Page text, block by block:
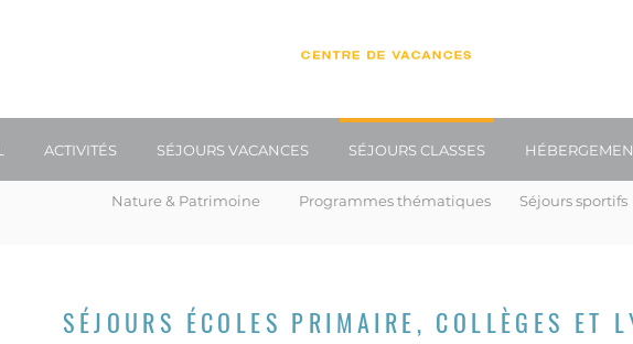
ACTIVITÉS SÉJOURS VACANCES SÉJOURS CLASSES
Nature & Patrimoine Programmes thématiques Séjours sportifs
SÉJOURS ÉCOLES PRIMAIRE, COLLÈGES ET